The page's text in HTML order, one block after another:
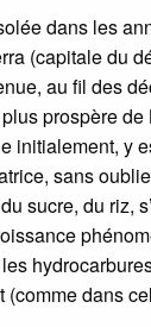
dans les
(capitale du
au fil des
prospère
initialement, y
sans
sucre, du riz,
(comme dans